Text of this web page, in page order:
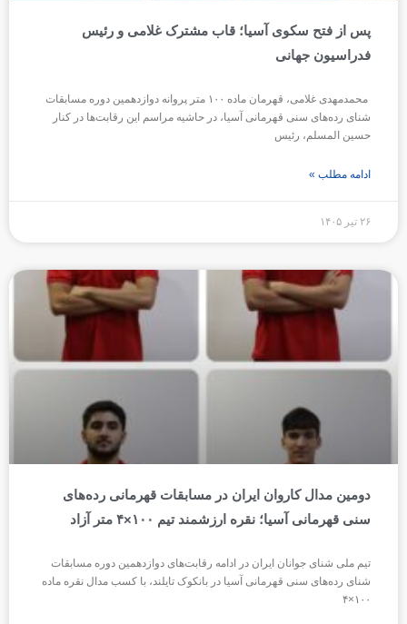
پس از فتح سکوی آسیا؛ قاب مشترک غلامی و رئیس
فدراسیون جهانی
محمدمهدی غلامی، قهرمان ماده ۱۰۰ متر پروانه دوازدهمین دوره مسابقات
شنای رده‌های سنی قهرمانی آسیا، در حاشیه مراسم این رقابت‌ها در کنار
حسین المسلم، رئیس
ادامه مطلب »
۲۶ تیر ۱۴۰۵
دومین مدال کاروان ایران در مسابقات قهرمانی رده‌های
سنی قهرمانی آسیا؛ نقره ارزشمند تیم ۱۰۰×۴ متر آزاد
تیم ملی شنای جوانان ایران در ادامه رقابت‌های دوازدهمین دوره مسابقات
شنای رده‌های سنی قهرمانی آسیا در بانکوک تایلند، با کسب مدال نقره ماده
۱۰۰×۴